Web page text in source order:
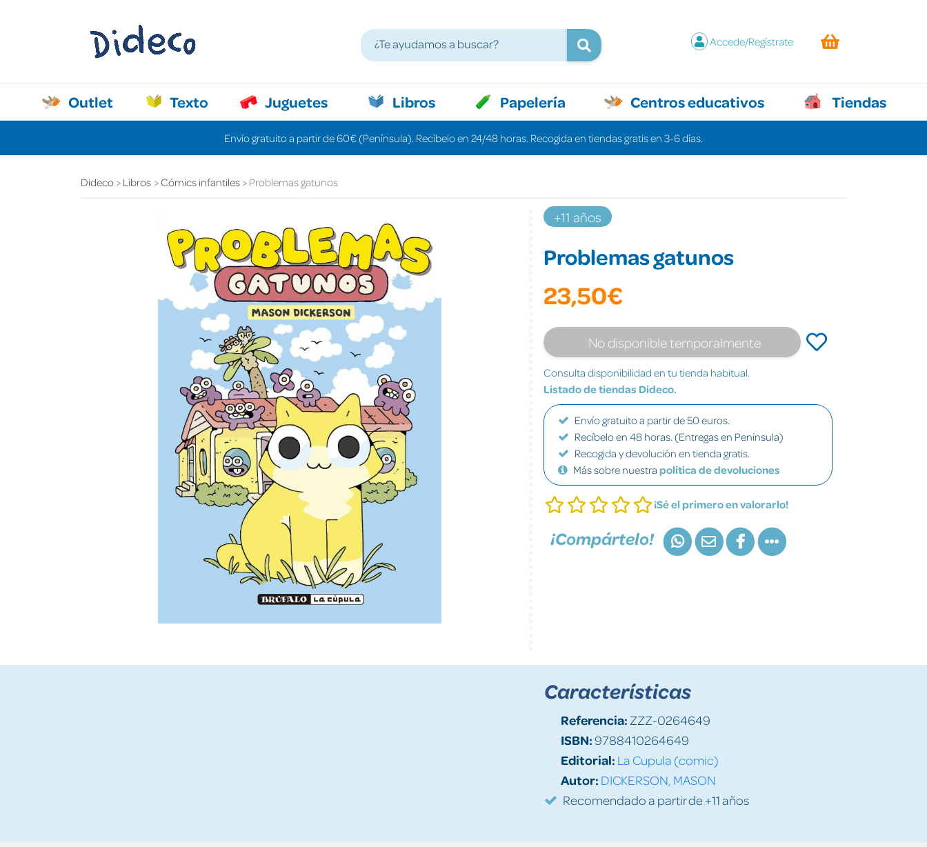
Accede/Regístrate
Outlet Texto Juguetes Libros Papelería Centros educativos Tiendas
Envío gratuito a partir de 60€ (Península). Recíbelo en 24/48 horas. Recogida en tiendas gratis en 3-6 días.
Dideco Libros Cómics infantiles Problemas gatunos
+11 años
Problemas gatunos
23,50€
No disponible temporalmente
Consulta disponibilidad en tu tienda habitual.
Listado de tiendas Dideco.
Envío gratuito a partir de 50 euros.
Recíbelo en 48 horas. (Entregas en Península)
Recogida y devolución en tienda gratis.
Más sobre nuestra política de devoluciones
¡Sé el primero en valorarlo!
¡Compártelo!
Características
Referencia: ZZZ-0264649
ISBN:9788410264649
Editorial: La Cupula (comic)
Autor: DICKERSON, MASON
Recomendado a partir de +11 años